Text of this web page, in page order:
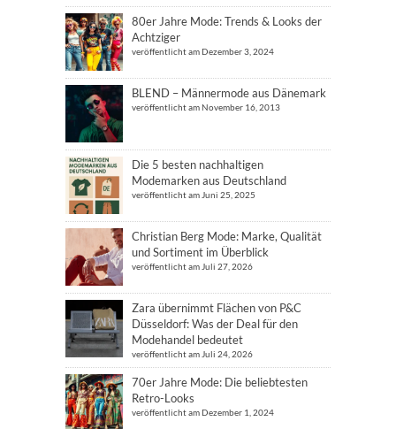
80er Jahre Mode: Trends & Looks der
Achtziger
veröffentlicht am Dezember 3, 2024
BLEND – Männermode aus Dänemark
veröffentlicht am November 16, 2013
Die 5 besten nachhaltigen
Modemarken aus Deutschland
veröffentlicht am Juni 25, 2025
Christian Berg Mode: Marke, Qualität
und Sortiment im Überblick
veröffentlicht am Juli 27, 2026
Zara übernimmt Flächen von P&C
Düsseldorf: Was der Deal für den
Modehandel bedeutet
veröffentlicht am Juli 24, 2026
70er Jahre Mode: Die beliebtesten
Retro-Looks
veröffentlicht am Dezember 1, 2024